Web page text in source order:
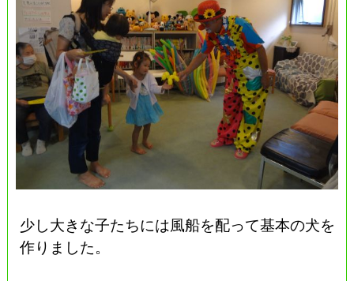
少し大きな子たちには風船を配って基本の犬を
作りました。